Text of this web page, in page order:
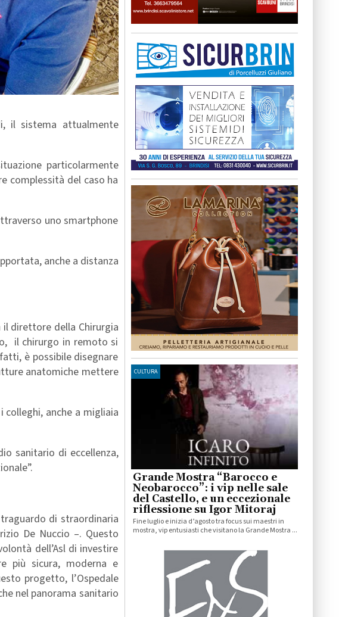
il sistema attualmente
particolarmente
complessità del caso ha
uno smartphone
anche a distanza
direttore della Chirurgia
il chirurgo in remoto si
è possibile disegnare
anatomiche mettere
anche a migliaia
sanitario di eccellenza,
di straordinaria
De Nuccio –. Questo
dell’Asl di investire
più sicura, moderna e
progetto, l’Ospedale
nel panorama sanitario
CULTURA
Grande Mostra “Barocco e
Neobarocco”: i vip nelle sale
del Castello, e un eccezionale
riflessione su Igor Mitoraj
Fine luglio e inizia d’agosto tra focus sui maestri in
mostra, vip entusiasti che visitano la Grande Mostra ...